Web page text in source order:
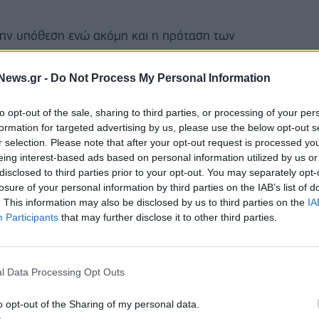
- Do Not Process My Personal Information
opt-out of the sale, sharing to third parties, or processing of your
for targeted advertising by us, please use the below opt-out
selection. Please note that after your opt-out request is processed
interest-based ads based on personal information utilized by us
to third parties prior to your opt-out. You may separately
of your personal information by third parties on the IAB’s list of
This information may also be disclosed by us to third parties on the
Participants that may further disclose it to other third parties.
Data Processing Opt Outs
opt-out of the Sharing of my personal data.
υπόθεση ενώ ακόμη και η πρόταση των
Θωμά Γεωργιάδη, βασικών μετόχων της Premia,
Το οινοποιείο στον Άγιο Παύλο στην
από 70 εργαζόμενοι βρίσκονται σε επίσχεση
της δεν έκανε τρύγο, με αποτέλεσμα να μην
Συνολικά,οι συνολικές υποχρεώσεις της
ευρώ, μαζί με τις οφειλές προς ασφαλιστικά
είχε τη φήμη ότι έβγαζε το καλύτερο σταφύλι.
στο Σιδηροχώρι της Ανατολικής Θράκης
εγκαταστάθηκε στις Σέρρες. Το 1938